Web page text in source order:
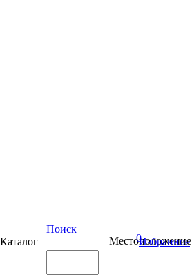
Каталог
Поиск
Местоположение
0Избранное